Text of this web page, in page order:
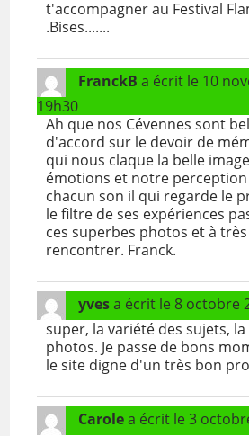
t'accompagner au Festival
.Bises.......
FranckBa écrit le 10
19h30
Ah que nos Cévennes sont
d'accord sur le devoir de
qui nous claque la belle
émotions et notre
chacun son il qui regarde le
le filtre de ses expériences
ces superbes photos et à
rencontrer. Franck.
yvesa écrit le 8 octobre
super, la variété des sujets,
photos. Je passe de bons
le site digne d'un très bon
Carolea écrit le 3